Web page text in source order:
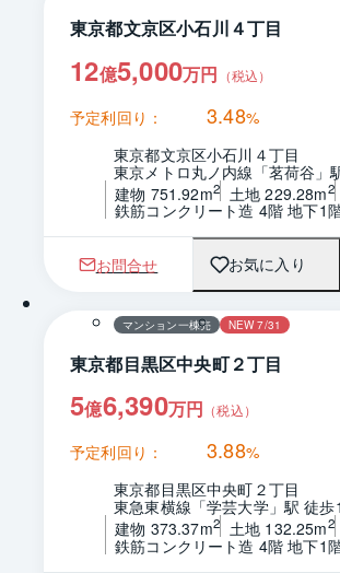
東京都文京区小石川４丁目
12億5,000万円 （税込）
予定利回り： 3.48%
東京都文京区小石川４丁目
東京メトロ丸ノ内線「茗荷谷」
建物 751.92m2 土地 229.28m2
鉄筋コンクリート造 4階 地下1
お問合せ お気に入り
マンション一棟売 NEW 7/31
東京都目黒区中央町２丁目
5億6,390万円 （税込）
予定利回り： 3.88%
東京都目黒区中央町２丁目
東急東横線「学芸大学」駅 徒歩
建物 373.37m2 土地 132.25m2
鉄筋コンクリート造 4階 地下1